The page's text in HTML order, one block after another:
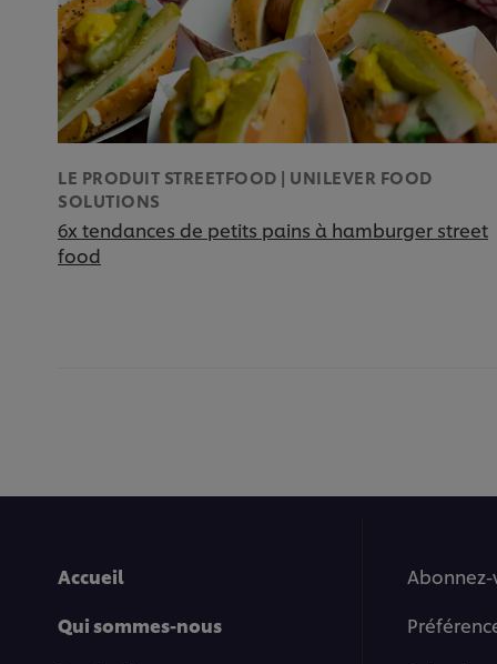
LE PRODUIT STREETFOOD | UNILEVER FOOD
SOLUTIONS
6x tendances de petits pains à hamburger street
food
Accueil
Qui sommes-nous